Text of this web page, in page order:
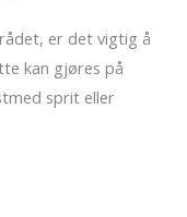
er det vigtig å
kan gjøres på
sprit eller